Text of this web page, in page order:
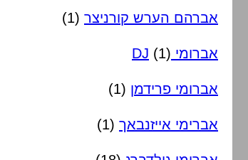
אברהם הערש קורניצר (1)
אברומי DJ (1)
אברומי פרידמן (1)
אברימי אייזנבאך (1)